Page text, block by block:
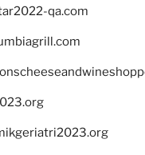
qa.com